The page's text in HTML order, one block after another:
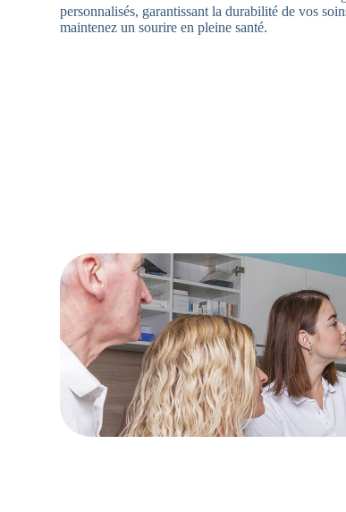
personnalisés, garantissant la durabilité de vos
maintenez un sourire en pleine santé.